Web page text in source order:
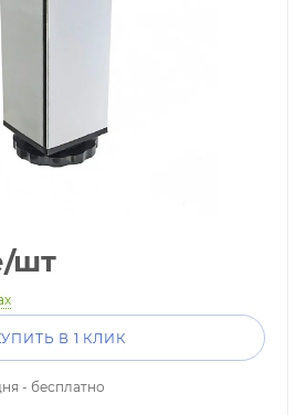
/шт
В 1 КЛИК
- бесплатно